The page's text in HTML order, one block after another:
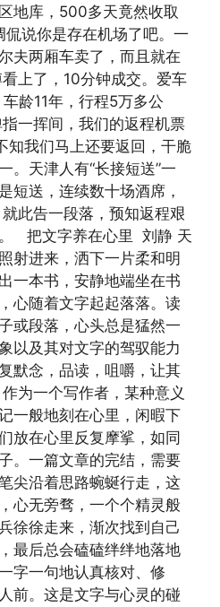
地库，500多天竟然收取
说你是存在机场了吧。一
夫两厢车卖了，而且就在
上了，10分钟成交。爱车
龄11年，行程5万多公
一挥间，我们的返程机票
知我们马上还要返回，干脆
。天津人有“长接短送”一
短送，连续数十场酒席，
此告一段落，预知返程艰
把文字养在心里 刘静 天
射进来，洒下一片柔和明
一本书，安静地端坐在书
心随着文字起起落落。读
或段落，心头总是猛然一
以及其对文字的驾驭能力
默念，品读，咀嚼，让其
为一个写作者，某种意义
一般地刻在心里，闲暇下
放在心里反复摩挲，如同
。一篇文章的完结，需要
尖沿着思路蜿蜒行走，这
心无旁骛，一个个精灵般
徐徐走来，渐次找到自己
最后总会磕磕绊绊地落地
字一句地认真核对、修
前。这是文字与心灵的碰